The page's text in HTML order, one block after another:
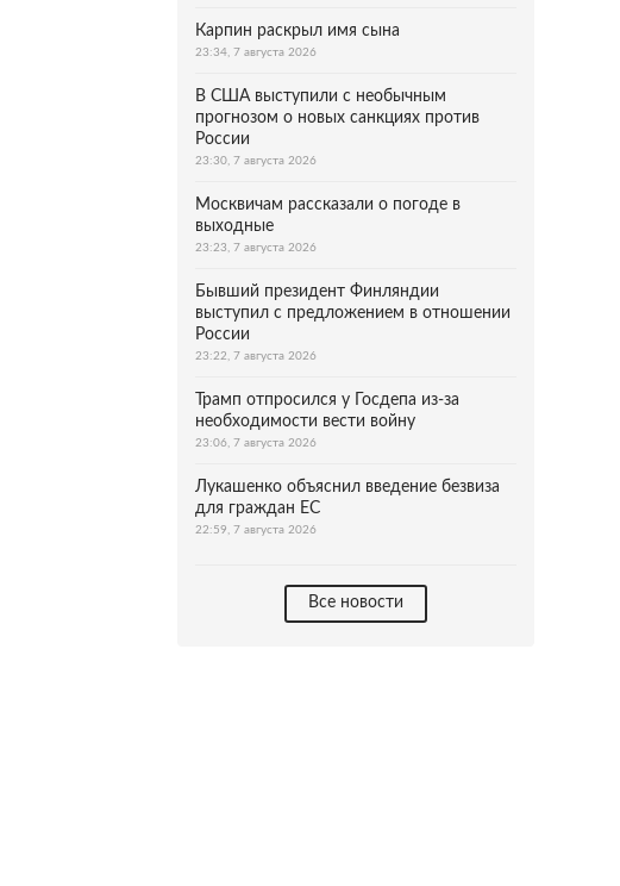
Карпин раскрыл имя сына
23:34, 7 августа 2026
В США выступили с необычным
прогнозом о новых санкциях против
России
23:30, 7 августа 2026
Москвичам рассказали о погоде в
выходные
23:23, 7 августа 2026
Бывший президент Финляндии
выступил с предложением в отношении
России
23:22, 7 августа 2026
Трамп отпросился у Госдепа из-за
необходимости вести войну
23:06, 7 августа 2026
Лукашенко объяснил введение безвиза
для граждан ЕС
22:59, 7 августа 2026
Все новости